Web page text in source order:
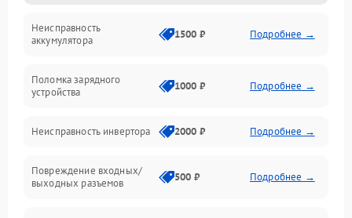
Звук и индикация
Механические повреждения
Неисправность
аккумулятора
1500 ₽ Подробнее →
Поломка зарядного
устройства
1000 ₽ Подробнее →
Неисправность инвертора 2000 ₽ Подробнее →
Повреждение входных/
выходных разъемов
500 ₽ Подробнее →